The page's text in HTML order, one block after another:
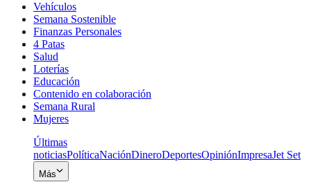
Vehículos
Semana Sostenible
Finanzas Personales
4 Patas
Salud
Loterías
Educación
Contenido en colaboración
Semana Rural
Mujeres
Últimas
noticiasPolíticaNaciónDineroDeportesOpiniónImpresaJet Set
Más